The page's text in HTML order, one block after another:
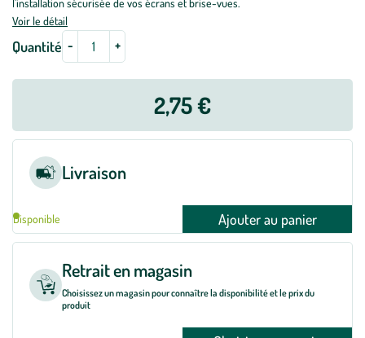
Voir le détail
Quantité - +
2,75 €
Livraison
Disponible Ajouter au panier
Retrait en magasin
Choisissez un magasin pour connaître la disponibilité et le prix du
produit